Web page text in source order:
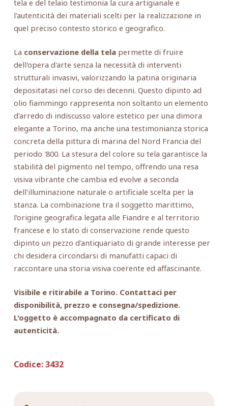
tela e del telaio testimonia la cura artigianale e
l'autenticità dei materiali scelti per la realizzazione in
quel preciso contesto storico e geografico.
La conservazione della telapermette di fruire
dell'opera d'arte senza la necessità di interventi
strutturali invasivi, valorizzando la patina originaria
depositatasi nel corso dei decenni. Questo dipinto ad
olio fiammingo rappresenta non soltanto un elemento
d'arredo di indiscusso valore estetico per una dimora
elegante a Torino, ma anche una testimonianza storica
concreta della pittura di marina del Nord Francia del
periodo '800. La stesura del colore su tela garantisce la
stabilità del pigmento nel tempo, offrendo una resa
visiva vibrante che cambia ed evolve a seconda
dell'illuminazione naturale o artificiale scelta per la
stanza. La combinazione tra il soggetto marittimo,
l'origine geografica legata alle Fiandre e al territorio
francese e lo stato di conservazione rende questo
dipinto un pezzo d'antiquariato di grande interesse per
chi desidera circondarsi di manufatti capaci di
raccontare una storia visiva coerente ed affascinante.
Visibile e ritirabile a Torino. Contattaci per
disponibilità, prezzo e consegna/spedizione.
L'oggetto è accompagnato da certificato di
autenticità.
Codice:3432